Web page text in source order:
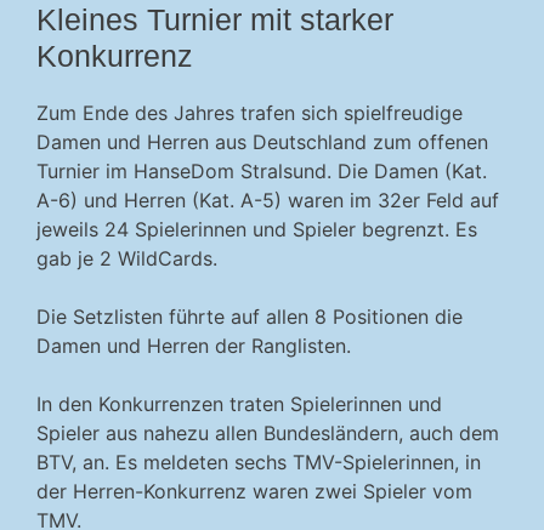
Kleines Turnier mit starker
Konkurrenz
Zum Ende des Jahres trafen sich spielfreudige
Damen und Herren aus Deutschland zum offenen
Turnier im HanseDom Stralsund. Die Damen (Kat.
A-6) und Herren (Kat. A-5) waren im 32er Feld auf
jeweils 24 Spielerinnen und Spieler begrenzt. Es
gab je 2 WildCards.
Die Setzlisten führte auf allen 8 Positionen die
Damen und Herren der Ranglisten.
In den Konkurrenzen traten Spielerinnen und
Spieler aus nahezu allen Bundesländern, auch dem
BTV, an. Es meldeten sechs TMV-Spielerinnen, in
der Herren-Konkurrenz waren zwei Spieler vom
TMV.